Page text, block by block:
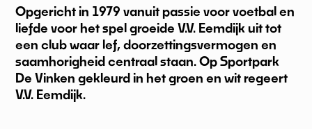
Opgericht in 1979 vanuit passie voor voetbal en
liefde voor het spel groeide V.V. Eemdijk uit tot
een club waar lef, doorzettingsvermogen en
saamhorigheid centraal staan. Op Sportpark
De Vinken gekleurd in het groen en wit regeert
V.V. Eemdijk.